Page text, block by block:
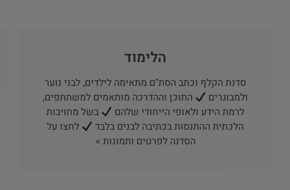
הלימוד
סדנת הקלף וכתב הסת"ם מתאימה לילדים, לבני נוער
ולמבוגרים
התוכן וההדרכה מותאמים למשתתפים,
לרמת הידע ולאופי הייחודי שלהם
בשל מחויבות
הלכתית ההתנסות בכתיבה לבנים בלבד
לחצו על
הסדנה לפרטים ותמונות »